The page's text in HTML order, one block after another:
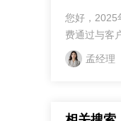
您好，2025
费通过与客
手。烧碱手
期货公司加
孟经理